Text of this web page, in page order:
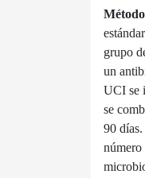
grupo
un
UCI se
se
90
número